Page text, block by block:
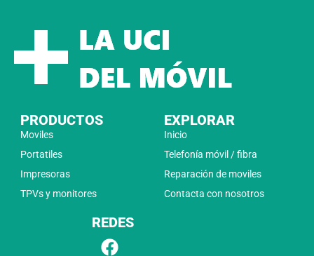
PRODUCTOS
Moviles
Portatiles
Impresoras
TPVs y monitores
EXPLORAR
Inicio
Telefonía móvil / fibra
Reparación de moviles
Contacta con nosotros
REDES